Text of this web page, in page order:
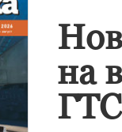
на
ГТС